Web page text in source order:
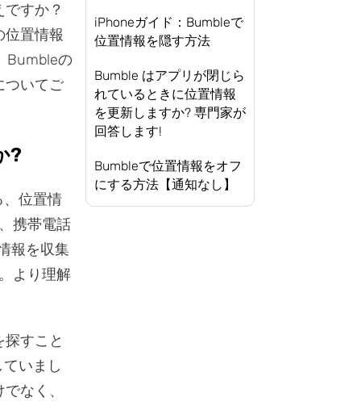
すか？
位置情報
Bumbleの
ついてご
?
、位置情
携帯電話
報を収集
より理解
すこと
いまし
なく、
iPhoneガイド：Bumbleで
位置情報を隠す方法
Bumble はアプリが閉じら
れているときに位置情報
を更新しますか? 専門家が
回答します!
Bumbleで位置情報をオフ
にする方法【通知なし】